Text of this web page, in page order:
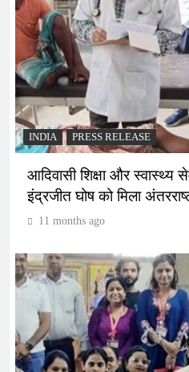
INDIA PRESS RELEASE
आदिवासी शिक्षा और स्वास्थ्य
इंद्रजीत घोष को मिला
11 months ago